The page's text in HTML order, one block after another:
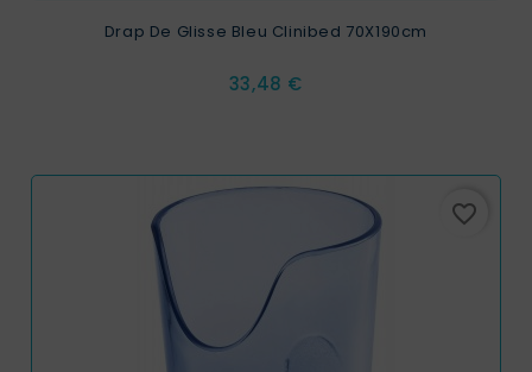
Drap De Glisse Bleu Clinibed 70X190cm
Prix
33,48 €
favorite_border